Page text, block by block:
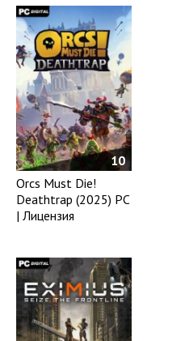
10
Orcs Must Die!
Deathtrap (2025) PC
| Лицензия